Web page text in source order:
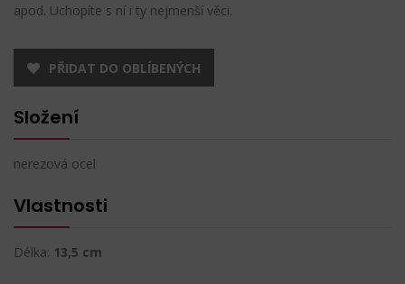
apod. Uchopíte s ní i ty nejmenší věci.
PŘIDAT DO OBLÍBENÝCH
Složení
nerezová ocel
Vlastnosti
Délka: 13,5 cm